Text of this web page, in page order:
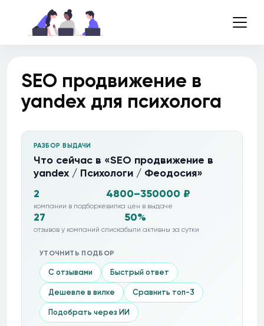
SEO продвижение в
yandex для психолога
РАЗБОР ВЫДАЧИ
Что сейчас в «SEO продвижение в
yandex / Психологи / Феодосия»
2
компании в подборке
4800–350000 ₽
вилка цен в выдаче
27
отзывов у компаний списка
50%
были активны за сутки
УТОЧНИТЬ ПОДБОР
С отзывами Быстрый ответ
Дешевле в вилке Сравнить топ-3
Подобрать через ИИ